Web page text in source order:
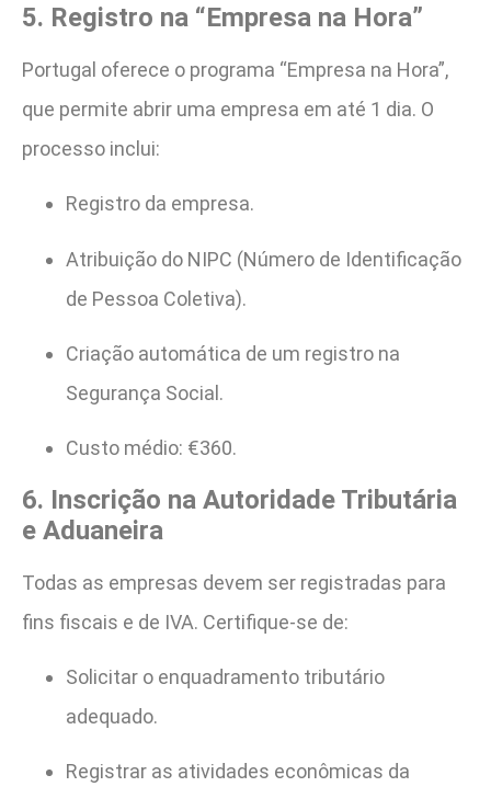
5. Registro na “Empresa na Hora”
Portugal oferece o programa “Empresa na Hora”,
que permite abrir uma empresa em até 1 dia. O
processo inclui:
Registro da empresa.
Atribuição do NIPC (Número de Identificação
de Pessoa Coletiva).
Criação automática de um registro na
Segurança Social.
Custo médio: €360.
6. Inscrição na Autoridade Tributária
e Aduaneira
Todas as empresas devem ser registradas para
fins fiscais e de IVA. Certifique-se de:
Solicitar o enquadramento tributário
adequado.
Registrar as atividades econômicas da